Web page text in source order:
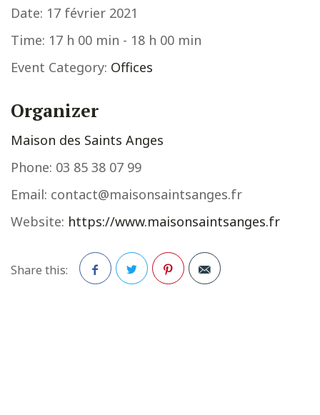
Date: 17 février 2021
Time: 17 h 00 min - 18 h 00 min
Event Category: Offices
Organizer
Maison des Saints Anges
Phone: 03 85 38 07 99
Email: contact@maisonsaintsanges.fr
Website: https://www.maisonsaintsanges.fr
Share this: